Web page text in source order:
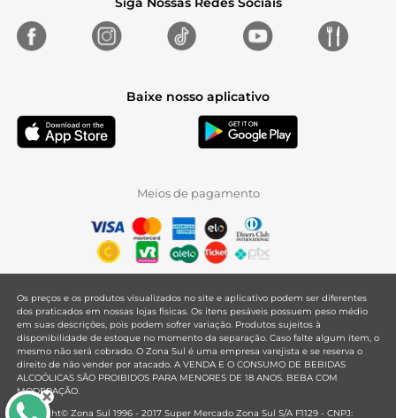
Baixe nosso aplicativo
Meios de pagamento
Os preços e os produtos visualizados no site e aplicativo podem ser diferentes
dos praticados em nossas lojas físicas. Os itens pesáveis possuem peso médio
em suas descrições, pois podem sofrer variação. Produtos sujeitos à
disponibilidade de estoque no momento da separação. Caso falte algum item, o
mesmo não será cobrado. O Zona Sul é uma empresa varejista e se reserva o
direito de não vender por atacado. A VENDA E O CONSUMO DE BEBIDAS
ALCOÓLICAS SÃO PROIBIDOS PARA MENORES DE 18 ANOS. BEBA COM
MODERAÇÃO.
Copyright© Zona Sul 1996 - 2017 Super Mercado Zona Sul S/A F1129 - CNPJ: